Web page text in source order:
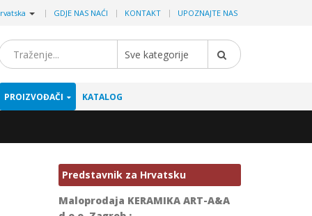
| GDJE NAS NAĆI KONTAKT UPOZNAJTE NAS
Sve kategorije
PROIZVOĐAČI KATALOG
Predstavnik za Hrvatsku
Maloprodaja KERAMIKA ART-A&A